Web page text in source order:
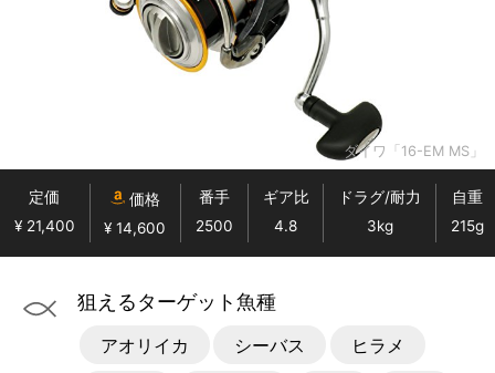
ダイワ「16-EM MS」
定価
¥ 21,400
価格
¥ 14,600
番手
2500
ギア比
4.8
ドラグ/耐力
3kg
自重
215g
狙えるターゲット魚種
アオリイカ シーバス ヒラメ